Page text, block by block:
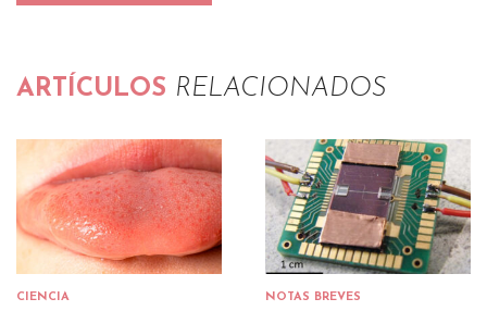
ARTÍCULOS RELACIONADOS
CIENCIA NOTAS BREVES